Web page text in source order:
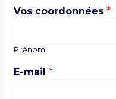
Vos coordonnées*
Prénom
E-mail*